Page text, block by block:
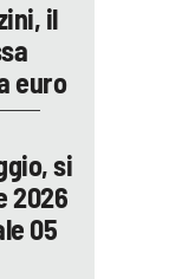
il
euro
si
2026
05